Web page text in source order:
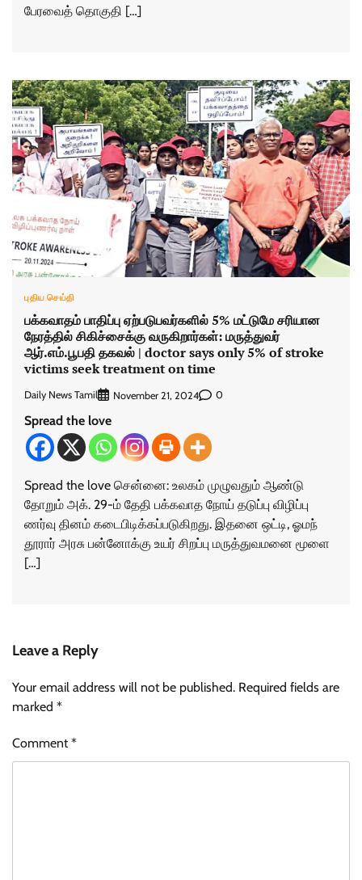
பேரவைத் தொகுதி […]
புதிய செய்தி
பக்​கவாதம் பாதிப்பு ஏற்படு​பவர்​களில் 5% மட்டுமே சரியான
நேரத்​தில் சிகிச்​சைக்கு வருகிறார்கள்: மருத்​துவர்
ஆர்.எம்.பூபதி தகவல் | doctor says only 5% of stroke
victims seek treatment on time
Daily News Tamil November 21, 2024 0
Spread the love
Spread the love சென்னை: உலகம் முழு​வதும் ஆண்டு​
தோறும் அக். 29-ம் தேதி பக்கவாத நோய் தடுப்பு விழிப்பு​
ணர்வு தினம் கடைபிடிக்கப்படுகிறது. இதனை ஒட்டி, ஓமந்​
தூரார் அரசு பன்னோக்கு உயர் சிறப்பு மருத்​துவமனை மூளை
[…]
Leave a Reply
Your email address will not be published. Required fields are
marked *
Comment*